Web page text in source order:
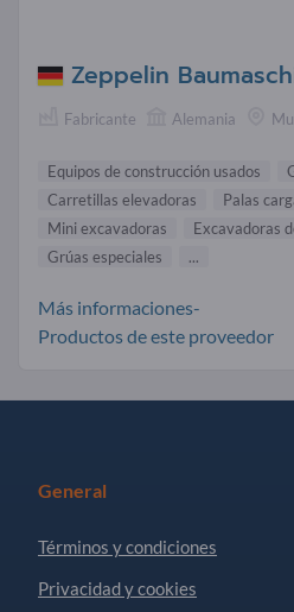
Zeppelin
Fabricante Alemania
Equipos de construcción usados
Carretillas elevadoras
Palas
Mini excavadoras
Excavadoras
Grúas especiales
...
Más informaciones-
Productos de este proveedor
General
Términos y condiciones
Privacidad y cookies